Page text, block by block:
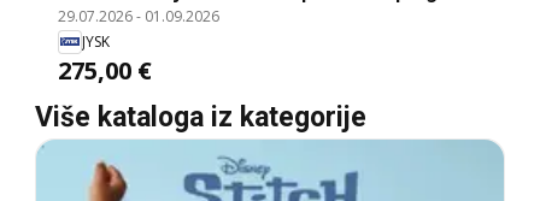
i punjenjem od pjene. Naslon od pjene. Noge
od masivnog drveta. Fiksni kutni dio.
S211xV85xDub84/141 cm*
29.07.2026- 01.09.2026
JYSK
275,00 €
Više kataloga iz kategorije